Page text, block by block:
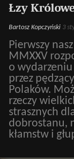
Łzy
Bartosz Kopczyński 3
Pierwszy
MMXXV
o
przez
Polaków.
rzeczy
strasznych
dobrostanu,
kłamstw i